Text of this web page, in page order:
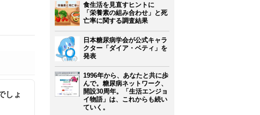
しょ
食生活を見直すヒントに
「栄養素の組み合わせ」と死
亡率に関する調査結果
日本糖尿病学会が公式キャラ
クター「ダイア・ベティ」を
発表
1996年から、あなたと共に歩
んで。糖尿病ネットワーク、
開設30周年。「生活エンジョ
イ物語」は、これからも続い
ていく。